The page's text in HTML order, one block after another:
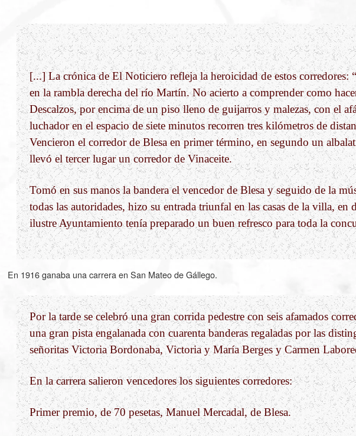
[...] La crónica de El Noticiero refleja la heroicidad de estos corredores:
en la rambla derecha del río Martín. No acierto a comprender como
Descalzos, por encima de un piso lleno de guijarros y malezas, con el
luchador en el espacio de siete minutos recorren tres kilómetros de
Vencieron el corredor de Blesa en primer término, en segundo un
llevó el tercer lugar un corredor de Vinaceite.
Tomó en sus manos la bandera el vencedor de Blesa y seguido de la
todas las autoridades, hizo su entrada triunfal en las casas de la villa, en
ilustre Ayuntamiento tenía preparado un buen refresco para toda la
En 1916 ganaba una carrera en San Mateo de Gállego.
Por la tarde se celebró una gran corrida pedestre con seis afamados
una gran pista engalanada con cuarenta banderas regaladas por las
señoritas Victoria Bordonaba, Victoria y María Berges y Carmen
En la carrera salieron vencedores los siguientes corredores:
Primer premio, de 70 pesetas, Manuel Mercadal, de Blesa.